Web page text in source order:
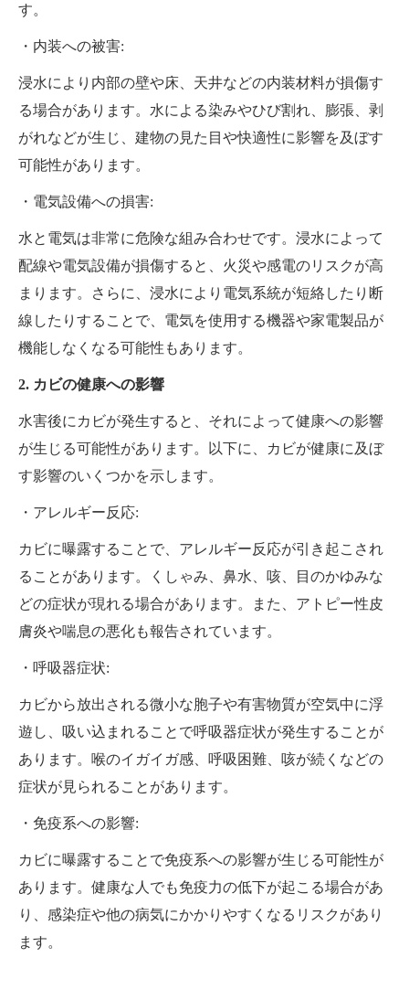
す。
・内装への被害:
浸水により内部の壁や床、天井などの内装材料が損傷す
る場合があります。水による染みやひび割れ、膨張、剥
がれなどが生じ、建物の見た目や快適性に影響を及ぼす
可能性があります。
・電気設備への損害:
水と電気は非常に危険な組み合わせです。浸水によって
配線や電気設備が損傷すると、火災や感電のリスクが高
まります。さらに、浸水により電気系統が短絡したり断
線したりすることで、電気を使用する機器や家電製品が
機能しなくなる可能性もあります。
2. カビの健康への影響
水害後にカビが発生すると、それによって健康への影響
が生じる可能性があります。以下に、カビが健康に及ぼ
す影響のいくつかを示します。
・アレルギー反応:
カビに曝露することで、アレルギー反応が引き起こされ
ることがあります。くしゃみ、鼻水、咳、目のかゆみな
どの症状が現れる場合があります。また、アトピー性皮
膚炎や喘息の悪化も報告されています。
・呼吸器症状:
カビから放出される微小な胞子や有害物質が空気中に浮
遊し、吸い込まれることで呼吸器症状が発生することが
あります。喉のイガイガ感、呼吸困難、咳が続くなどの
症状が見られることがあります。
・免疫系への影響:
カビに曝露することで免疫系への影響が生じる可能性が
あります。健康な人でも免疫力の低下が起こる場合があ
り、感染症や他の病気にかかりやすくなるリスクがあり
ます。